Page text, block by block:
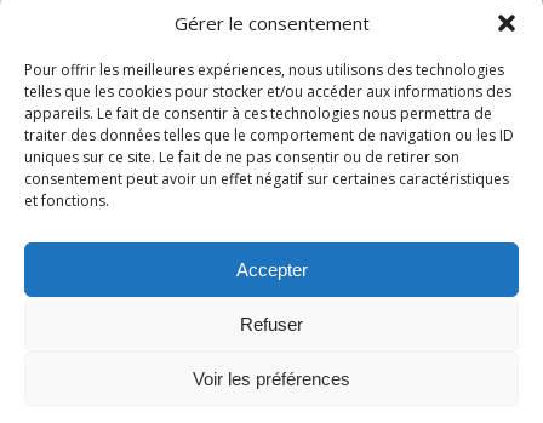
Gérer le consentement
Pour offrir les meilleures expériences, nous utilisons des technologies
telles que les cookies pour stocker et/ou accéder aux informations des
appareils. Le fait de consentir à ces technologies nous permettra de
traiter des données telles que le comportement de navigation ou les ID
uniques sur ce site. Le fait de ne pas consentir ou de retirer son
consentement peut avoir un effet négatif sur certaines caractéristiques
et fonctions.
Accepter
Refuser
Voir les préférences